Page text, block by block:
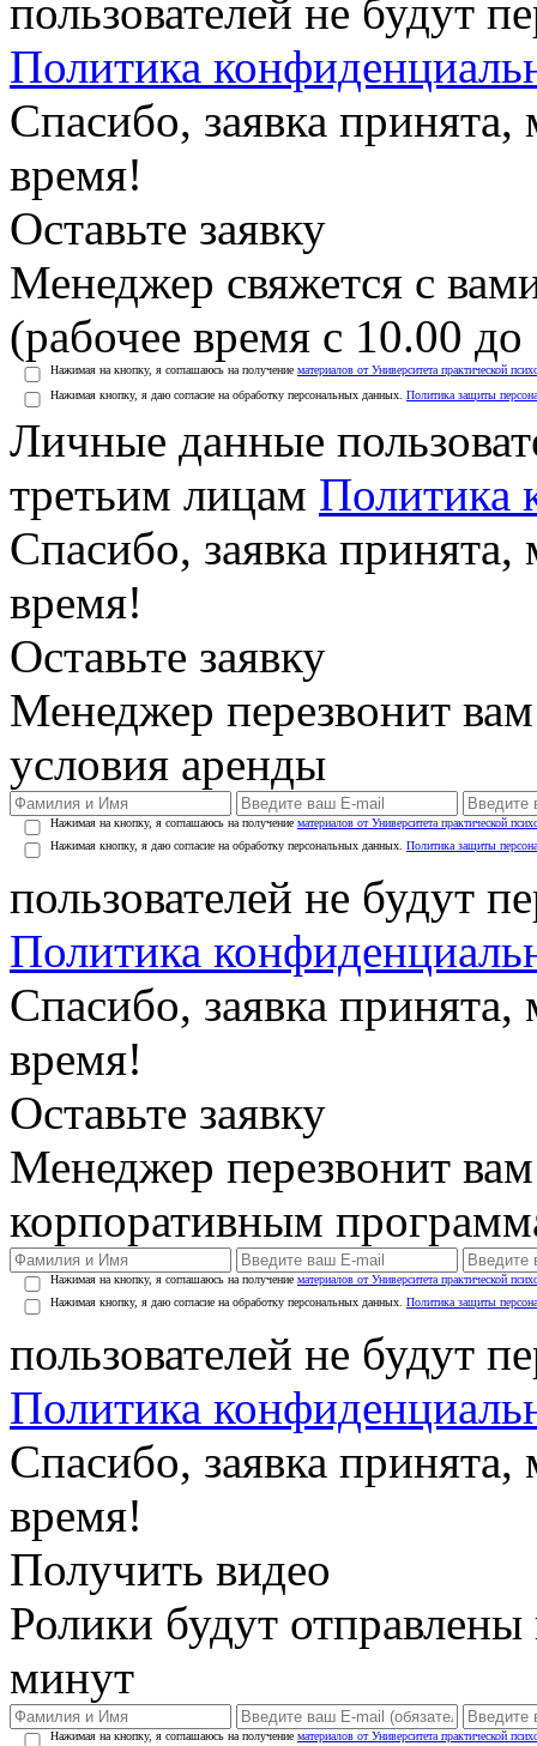
пользователей не будут
Политика
Спасибо, заявка
время!
Оставьте заявку
Менеджер свяжется с
(рабочее время с 10.00
Нажимая на кнопку, я соглашаюсь на получение материалов от Университета практической
Нажимая кнопку, я даю согласие на обработку персональных данных. Политика защиты
Личные данные
третьим лицам Политика
Спасибо, заявка
время!
Оставьте заявку
Менеджер перезвонит
условия аренды
Нажимая на кнопку, я соглашаюсь на получение материалов от Университета практической
Нажимая кнопку, я даю согласие на обработку персональных данных. Политика защиты
пользователей не будут
Политика
Спасибо, заявка
время!
Оставьте заявку
Менеджер перезвонит
корпоративным
Нажимая на кнопку, я соглашаюсь на получение материалов от Университета практической
Нажимая кнопку, я даю согласие на обработку персональных данных. Политика защиты
пользователей не будут
Политика
Спасибо, заявка
время!
Получить видео
Ролики будут
минут
Нажимая на кнопку, я соглашаюсь на получение материалов от Университета практической